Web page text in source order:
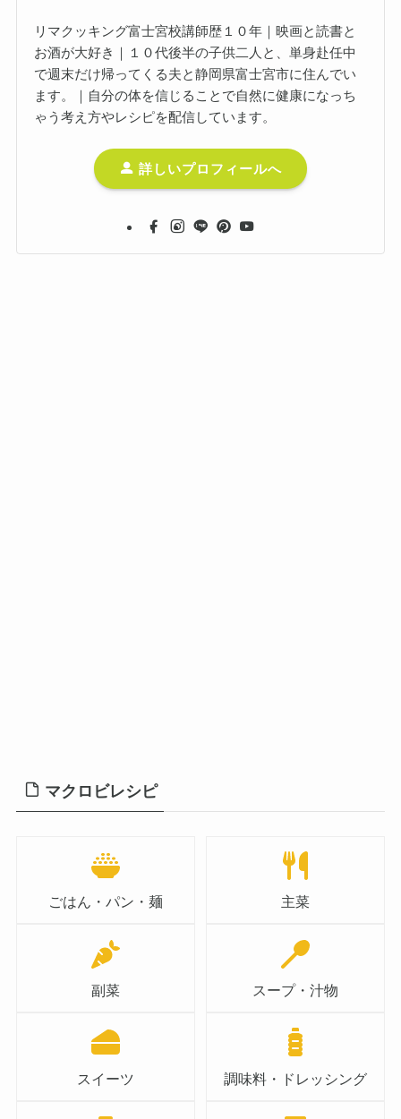
リマクッキング富士宮校講師歴１０年｜映画と読書と
お酒が大好き｜１０代後半の子供二人と、単身赴任中
で週末だけ帰ってくる夫と静岡県富士宮市に住んでい
ます。｜自分の体を信じることで自然に健康になっち
ゃう考え方やレシピを配信しています。
詳しいプロフィールへ
マクロビレシピ
ごはん・パン・麺 主菜
副菜 スープ・汁物
スイーツ 調味料・ドレッシング